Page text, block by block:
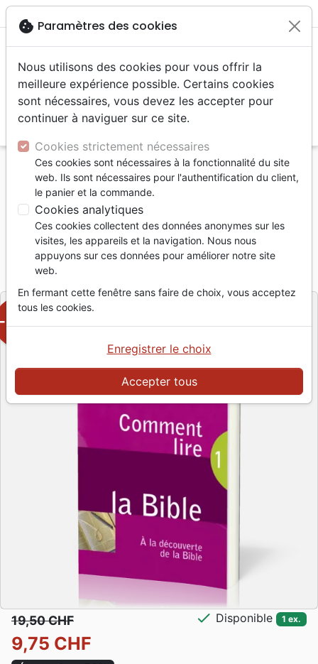
menu
Accueil Livres
Etude de la Bible
COMMENT LIRE LA BIBLE
COMMENT LIRE LA BIBLE
Alfred Kuen
RéférenceBLF1580 EAN9782910246549
Editeur BLF Éditions
50%
19,50 CHF
9,75 CHF
check Disponible 1 ex.
cookie Paramètres des cookies
Nous utilisons des cookies pour vous offrir la
meilleure expérience possible. Certains cookies
sont nécessaires, vous devez les accepter pour
continuer à naviguer sur ce site.
Cookies strictement nécessaires
Ces cookies sont nécessaires à la fonctionnalité du site
web. Ils sont nécessaires pour l'authentification du client,
le panier et la commande.
Cookies analytiques
Ces cookies collectent des données anonymes sur les
visites, les appareils et la navigation. Nous nous
appuyons sur ces données pour améliorer notre site
web.
En fermant cette fenêtre sans faire de choix, vous acceptez
tous les cookies.
Accepter tous
Enregistrer le choix